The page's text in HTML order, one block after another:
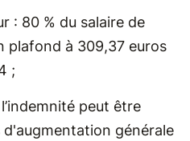
: 80 % du salaire de
plafond à 309,37 euros
;
peut être
d'augmentation générale